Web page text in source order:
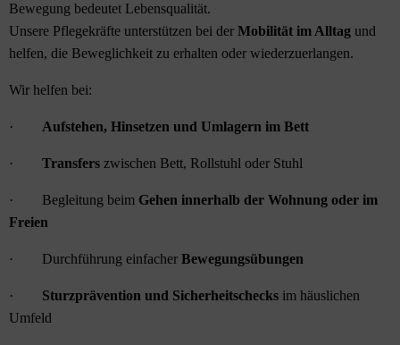
Bewegung bedeutet Lebensqualität.
Unsere Pflegekräfte unterstützen bei der Mobilität im Alltag und
helfen, die Beweglichkeit zu erhalten oder wiederzuerlangen.
Wir helfen bei:
· Aufstehen, Hinsetzen und Umlagern im Bett
· Transfers zwischen Bett, Rollstuhl oder Stuhl
· Begleitung beim Gehen innerhalb der Wohnung oder im
Freien
· Durchführung einfacher Bewegungsübungen
· Sturzprävention und Sicherheitschecks im häuslichen
Umfeld